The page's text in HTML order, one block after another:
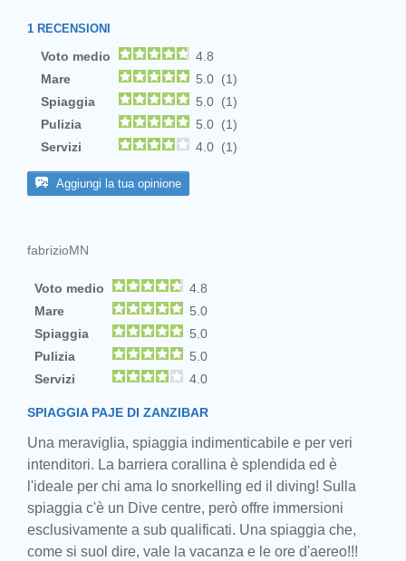
1 RECENSIONI
Voto medio
4.8
Mare
5.0 (1)
Spiaggia
5.0 (1)
Pulizia
5.0 (1)
Servizi
4.0 (1)
Aggiungi la tua opinione
fabrizioMN
Voto medio
4.8
Mare
5.0
Spiaggia
5.0
Pulizia
5.0
Servizi
4.0
SPIAGGIA PAJE DI ZANZIBAR
Una meraviglia, spiaggia indimenticabile e per veri
intenditori. La barriera corallina è splendida ed è
l'ideale per chi ama lo snorkelling ed il diving! Sulla
spiaggia c'è un Dive centre, però offre immersioni
esclusivamente a sub qualificati. Una spiaggia che,
come si suol dire, vale la vacanza e le ore d'aereo!!!